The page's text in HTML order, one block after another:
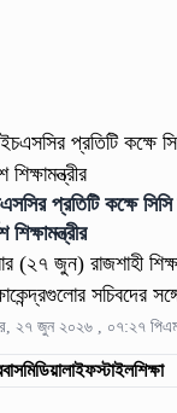
প্রতিটি কক্ষে সিসি
শিক্ষামন্ত্রীর
(২৭ জুন) রাজশাহী
সচিবদের
২৭ জুন ২০২৬ , ০৭:২৭
মিডিয়ালাইফস্টাইলশিক্ষা